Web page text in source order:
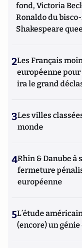
fond, Victoria
Ronaldo du
Shakespeare
2Les Français
européenne pour
ira le grand
3Les villes
monde
4Rhin & Danube à
fermeture
européenne
5L’étude
(encore) un